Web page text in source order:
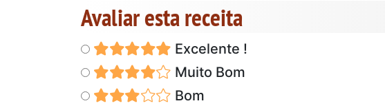
Avaliar esta receita
Excelente !
Muito Bom
Bom